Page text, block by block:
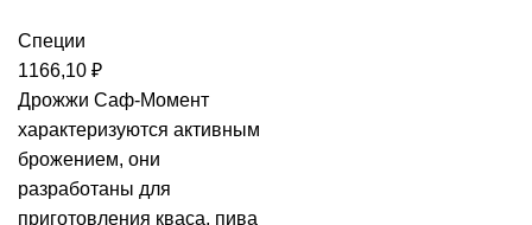
Специи
1166,10 ₽
Дрожжи Саф-Момент
характеризуются активным
брожением, они
разработаны для
приготовления кваса, пива